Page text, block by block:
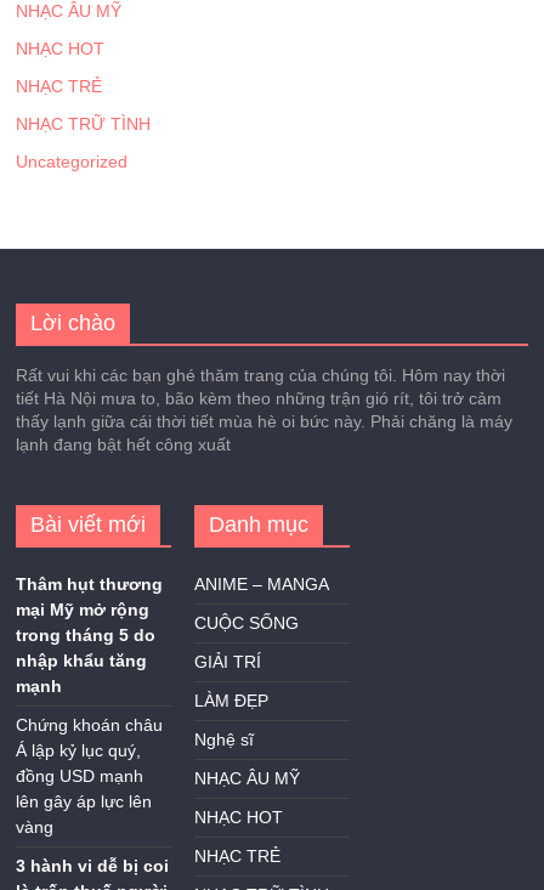
NHẠC ÂU MỸ
NHẠC HOT
NHẠC TRẺ
NHẠC TRỮ TÌNH
Uncategorized
Lời chào
Rất vui khi các bạn ghé thăm trang của chúng tôi. Hôm nay thời
tiết Hà Nội mưa to, bão kèm theo những trận gió rít, tôi trở cảm
thấy lạnh giữa cái thời tiết mùa hè oi bức này. Phải chăng là máy
lạnh đang bật hết công xuất
Bài viết mới
Thâm hụt thương
mại Mỹ mở rộng
trong tháng 5 do
nhập khẩu tăng
mạnh
Chứng khoán châu
Á lập kỷ lục quý,
đồng USD mạnh
lên gây áp lực lên
vàng
3 hành vi dễ bị coi
Danh mục
ANIME – MANGA
CUỘC SỐNG
GIẢI TRÍ
LÀM ĐẸP
Nghệ sĩ
NHẠC ÂU MỸ
NHẠC HOT
NHẠC TRẺ